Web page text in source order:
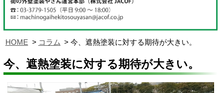
HOME コラム 今、遮熱塗装に対する期待が大きい。
今、遮熱塗装に対する期待が大きい。